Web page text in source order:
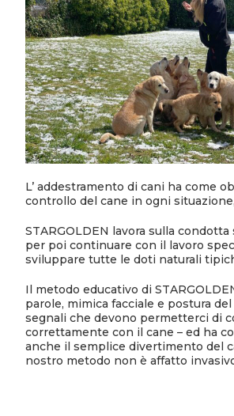
L’ addestramento di cani ha come
controllo del cane in ogni
STARGOLDEN lavora sulla
per poi continuare con il lavoro
sviluppare tutte le doti naturali
Il metodo educativo di
parole, mimica facciale e postura
segnali che devono permetterci di
correttamente con il cane – ed ha
anche il semplice divertimento del
nostro metodo non è affatto